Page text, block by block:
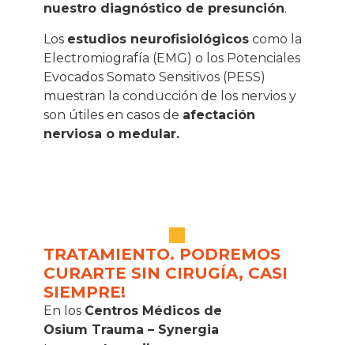
nuestro diagnóstico de presunción.
Los estudios neurofisiológicos como la
Electromiografía (EMG) o los Potenciales
Evocados Somato Sensitivos (PESS)
muestran la conducción de los nervios y
son útiles en casos de afectación
nerviosa o medular.
TRATAMIENTO. PODREMOS
CURARTE SIN CIRUGÍA, CASI
SIEMPRE!
En los Centros Médicos de
Osium Trauma – Synergia